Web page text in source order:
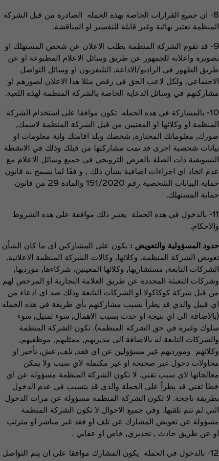
8- ان جميع القرارات الخاصة بهذه الحمله الصادرة من قبل الشركة
المنظمة تعتبر نهائية وغير قابلة للتفسير او المناقشة.
9- قد تقوم الشركة المنظمة بطلب الاعلان عن شخص المستهلك او
تصويره واعلانه للجمهور عن طريق وسائل الاعلام المطبوعة او عن
طريق الظهور في الراديو/الاذاعة, التليفزيون او وسائل التواصل
الاجتماعي, ولكل لاعب الحق في رفض مثلا هذا الاعلان لصورهم او
مشاركتهم في وسائل الدعاية الخاصة بالشركة المنظمة لهذه اللعبة.
10- بالمشاركة في هذه الحمله تكون موافقا على استخدام الشركة
المنظمة او وكلائها او المعنيين من قبل الشركة المنظمة لاسمك,
صورك, معلوماتك المختارة, شخصك وبلد اقامتك واية معلومات او
بيانات شخصية اخرى قد تمت مشاركتها من قبلك وذلك في الانشطة
التسويقية ذات الصلة بالعرض الترويجي في جميع وسائل الاعلام مع
عدم اتخاذ اي اجراءات اضافية بشأن ذلك , و فقًا لما يسمح به قانون
حماية البيانات الشخصية رقم 151/2020 والمادة 29 من قانون
حماية المستهلك.
11- بالدخول في هذه الحملة يعتبر ذلك موافقة على هذه الشروط
والاحكام.
حدود المسؤولية والتعويض : يكون على المشاركين اي ما كان الشأن
تعويض الشركة المنظمة, وكلائها, وكالات الشركة المنظمة الاعلانية,
الشركات التابعة, مستشاريها, وكلائها المعينين, شركاءها, مورديها,
وشركات التعبئة المحددة عن طريق العلامة التجارية او المرخص لهم
من قبل شركة كوكاكولا او الشركات التابعة وذلك ضد اي ادعاء من
اي قبيل والذي قد يطرأ بسبب مشاركتهم بأي طريقة في هذه الحمله
(بالاضافة الى اي نتيجة او حدث بسبب الاهمال, سوء تمثيل, سوء
سلوك وغيره في حق الشركة المنظمة). تكون الشركة المنظمة
والشركات التابعة له بالاضافة الى مديريهم, ممثليهم, موظفيهم,
وكلائهم ومورديهم غير مسؤولين عن اي فقد, تلف, غش, تأخير او
محاولات دخول غير صحيحة او غير مكتملة لاي سبب ولا يمكن
معالجاتها لاي سبب تقني. لا تكون الشركة المنظمة مسؤولة عن اي
خطأ تقني قد يطرأ على الحملة والذي قد يتسبب في عدم الدخول
بطريقة ناجحة. لا تكون الشركة المنظمة مسؤولة عن مرات الدخول
التي لم تتم تلقيها. وفي جميع الاحوال لا تكون الشركة المنظمة
مسؤولة عن تعويض المشارك عن تلف او فقد غير مباشر او مترتب
او عن طريق حادث , تحذيري, خاص او عقابي .
12- بالدخول في الحمله يكون المشارك موافقا على ان يتم التواصل